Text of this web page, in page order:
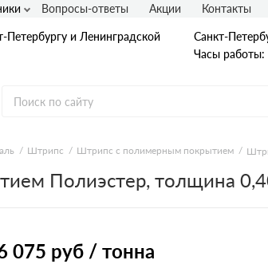
Петербургу и Ленинградской
Санкт-
Часы работы:
Гладкая А1
A400
25Г2С
Вопросы-ответы Акции Контакты
Штрипс Штрипс с полимерным покрытием
Полиэстер, толщина
075 руб / тонна